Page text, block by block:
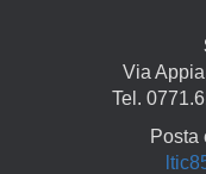
Via
Tel.
Posta